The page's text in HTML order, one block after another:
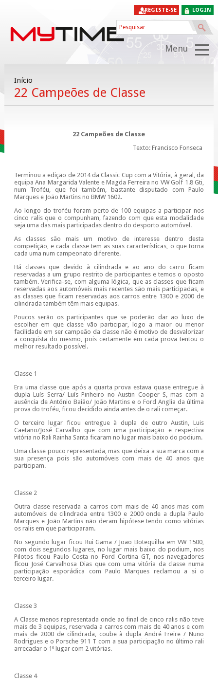
LOGIN
REGISTE-SE
Menu
Início
22 Campeões de Classe
22 Campeões de Classe
Texto: Francisco Fonseca
Terminou a edição de 2014 da Classic Cup com a Vitória, à geral, da
equipa Ana Margarida Valente e Magda Ferreira no VW Golf 1.8 Gti,
num Troféu, que foi também, bastante disputado com Paulo
Marques e João Martins no BMW 1602.
Ao longo do troféu foram perto de 100 equipas a participar nos
cinco ralis que o compunham, fazendo com que esta modalidade
seja uma das mais participadas dentro do desporto automóvel.
As classes são mais um motivo de interesse dentro desta
competição, e cada classe tem as suas características, o que torna
cada uma num campeonato diferente.
Há classes que devido à cilindrada e ao ano do carro ficam
reservadas a um grupo restrito de participantes e temos o oposto
também. Verifica-se, com alguma lógica, que as classes que ficam
reservadas aos automóveis mais recentes são mais participadas, e
as classes que ficam reservadas aos carros entre 1300 e 2000 de
cilindrada também têm mais equipas.
Poucos serão os participantes que se poderão dar ao luxo de
escolher em que classe vão participar, logo a maior ou menor
facilidade em ser campeão da classe não é motivo de desvalorizar
a conquista do mesmo, pois certamente em cada prova tentou o
melhor resultado possível.
Classe 1
Era uma classe que após a quarta prova estava quase entregue à
dupla Luís Serra/ Luís Pinheiro no Austin Cooper S, mas com a
ausência de António Baião/ João Martins e o Ford Anglia da última
prova do troféu, ficou decidido ainda antes de o rali começar.
O terceiro lugar ficou entregue à dupla de outro Austin, Luis
Caetano/José Carvalho que com uma participação e respectiva
vitória no Rali Rainha Santa ficaram no lugar mais baixo do podium.
Uma classe pouco representada, mas que deixa a sua marca com a
sua presença pois são automóveis com mais de 40 anos que
participam.
Classe 2
Outra classe reservada a carros com mais de 40 anos mas com
automóveis de cilindrada entre 1300 e 2000 onde a dupla Paulo
Marques e João Martins não deram hipótese tendo como vitórias
os ralis em que participaram.
No segundo lugar ficou Rui Gama / João Botequilha em VW 1500,
com dois segundos lugares, no lugar mais baixo do podium, nos
Pilotos ficou Paulo Costa no Ford Cortina GT, nos navegadores
ficou José Carvalhosa Dias que com uma vitória da classe numa
participação esporádica com Paulo Marques reclamou a si o
terceiro lugar.
Classe 3
A Classe menos representada onde ao final de cinco ralis não teve
mais de 3 equipas, reservada a carros com mais de 40 anos e com
mais de 2000 de cilindrada, coube à dupla André Freire / Nuno
Rodrigues e o Porsche 911 T com a sua participação no último rali
arrecadar o 1º lugar com 2 vitórias.
Classe 4